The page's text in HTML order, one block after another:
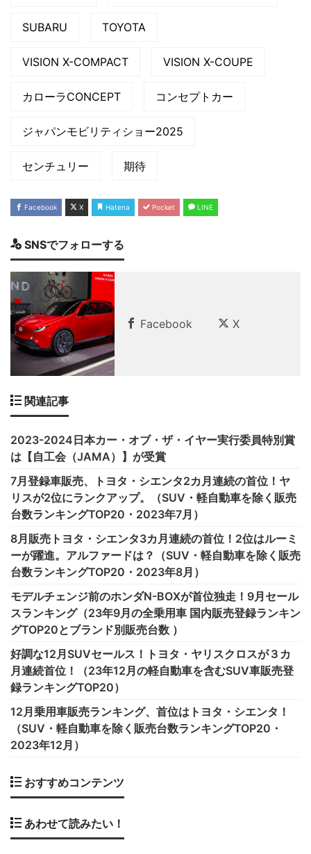
SUBARU TOYOTA
VISION X-COMPACT VISION X-COUPE
カローラCONCEPT コンセプトカー
ジャパンモビリティショー2025
センチュリー 期待
Facebook X Hatena Pocket LINE
SNSでフォローする
Facebook X
関連記事
2023-2024日本カー・オブ・ザ・イヤー実行委員特別賞
は【自工会（JAMA）】が受賞
7月登録車販売、トヨタ・シエンタ2カ月連続の首位！ヤ
リスが2位にランクアップ。（SUV・軽自動車を除く販売
台数ランキングTOP20・2023年7月）
8月販売トヨタ・シエンタ3カ月連続の首位！2位はルーミ
ーが躍進。アルファードは？（SUV・軽自動車を除く販売
台数ランキングTOP20・2023年8月）
モデルチェンジ前のホンダN-BOXが首位独走！9月セール
スランキング（23年9月の全乗用車 国内販売登録ランキン
グTOP20とブランド別販売台数 ）
好調な12月SUVセールス！トヨタ・ヤリスクロスが３カ
月連続首位！（23年12月の軽自動車を含むSUV車販売登
録ランキングTOP20）
12月乗用車販売ランキング、首位はトヨタ・シエンタ！
（SUV・軽自動車を除く販売台数ランキングTOP20・
2023年12月）
おすすめコンテンツ
あわせて読みたい！